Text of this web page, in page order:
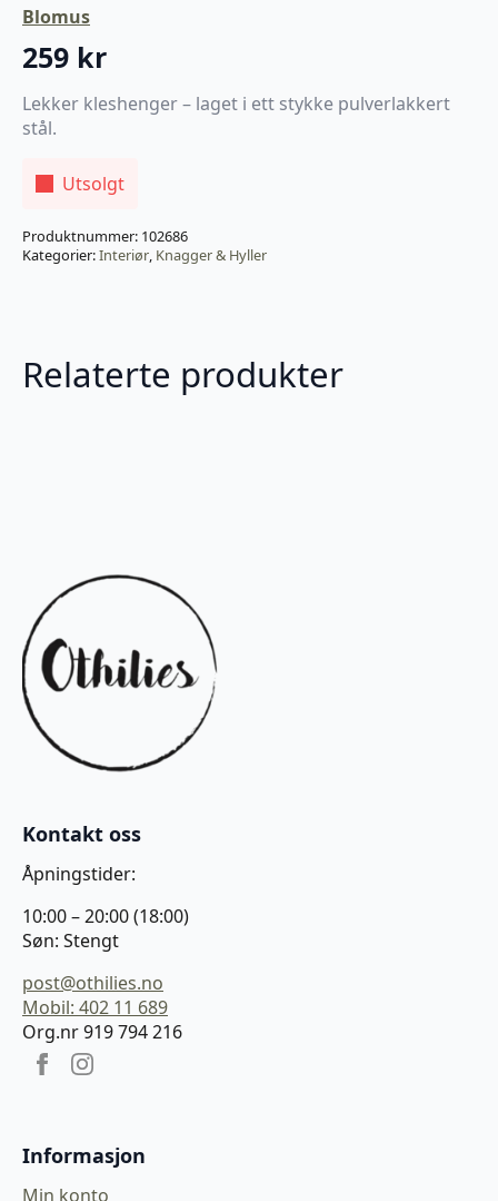
Blomus
259 kr
Lekker kleshenger – laget i ett stykke pulverlakkert
stål.
Utsolgt
Produktnummer: 102686
Kategorier:Interiør, Knagger & Hyller
Relaterte produkter
Kontakt oss
Åpningstider:
10:00 – 20:00 (18:00)
Søn: Stengt
post@othilies.no
Mobil: 402 11 689
Org.nr 919 794 216
Informasjon
Min konto